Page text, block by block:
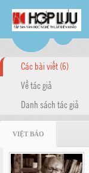
Các bài viết (6)
Về tác giả
Danh sách tác giả
VIỆT BÁO